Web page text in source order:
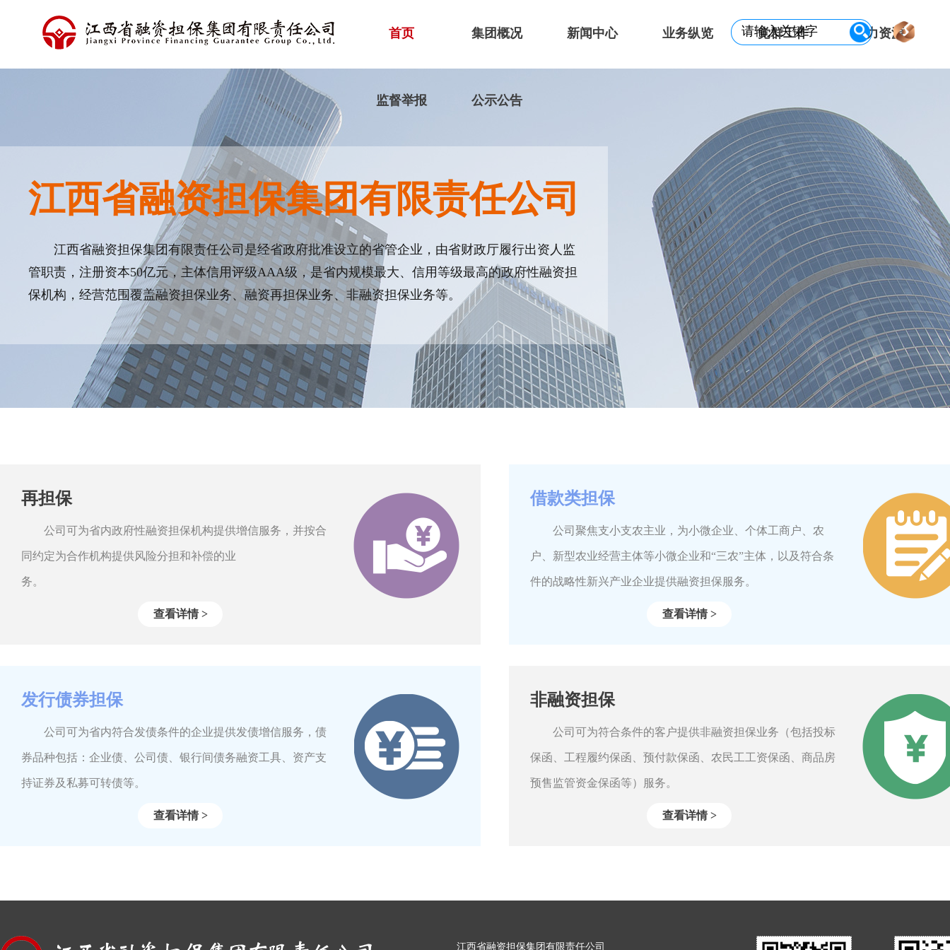
首页 集团概况 新闻中心 业务纵览 党群工作 人力资源
监督举报 公示公告
江西省融资担保集团有限责任公司
江西省融资担保集团有限责任公司是经省政府批准设立的省管企业，由省财政厅履行出资人监
管职责，注册资本50亿元，主体信用评级AAA级，是省内规模最大、信用等级最高的政府性融资担
保机构，经营范围覆盖融资担保业务、融资再担保业务、非融资担保业务等。
再担保
公司可为省内政府性融资担保机构提供增信服务，并按合
同约定为合作机构提供风险分担和补偿的业
务。
查看详情 >
借款类担保
公司聚焦支小支农主业，为小微企业、个体工商户、农
户、新型农业经营主体等小微企业和“三农”主体，以及符合条
件的战略性新兴产业企业提供融资担保服务。
查看详情 >
发行债券担保
公司可为省内符合发债条件的企业提供发债增信服务，债
券品种包括：企业债、公司债、银行间债务融资工具、资产支
持证券及私募可转债等。
查看详情 >
非融资担保
公司可为符合条件的客户提供非融资担保业务（包括投标
保函、工程履约保函、预付款保函、农民工工资保函、商品房
预售监管资金保函等）服务。
查看详情 >
江西省融资担保集团有限责任公司